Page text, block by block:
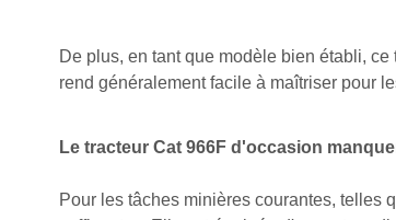
De plus, en tant que modèle bien établi,
rend généralement facile à maîtriser pour
Le tracteur Cat 966F d'occasion
Pour les tâches minières courantes, telles